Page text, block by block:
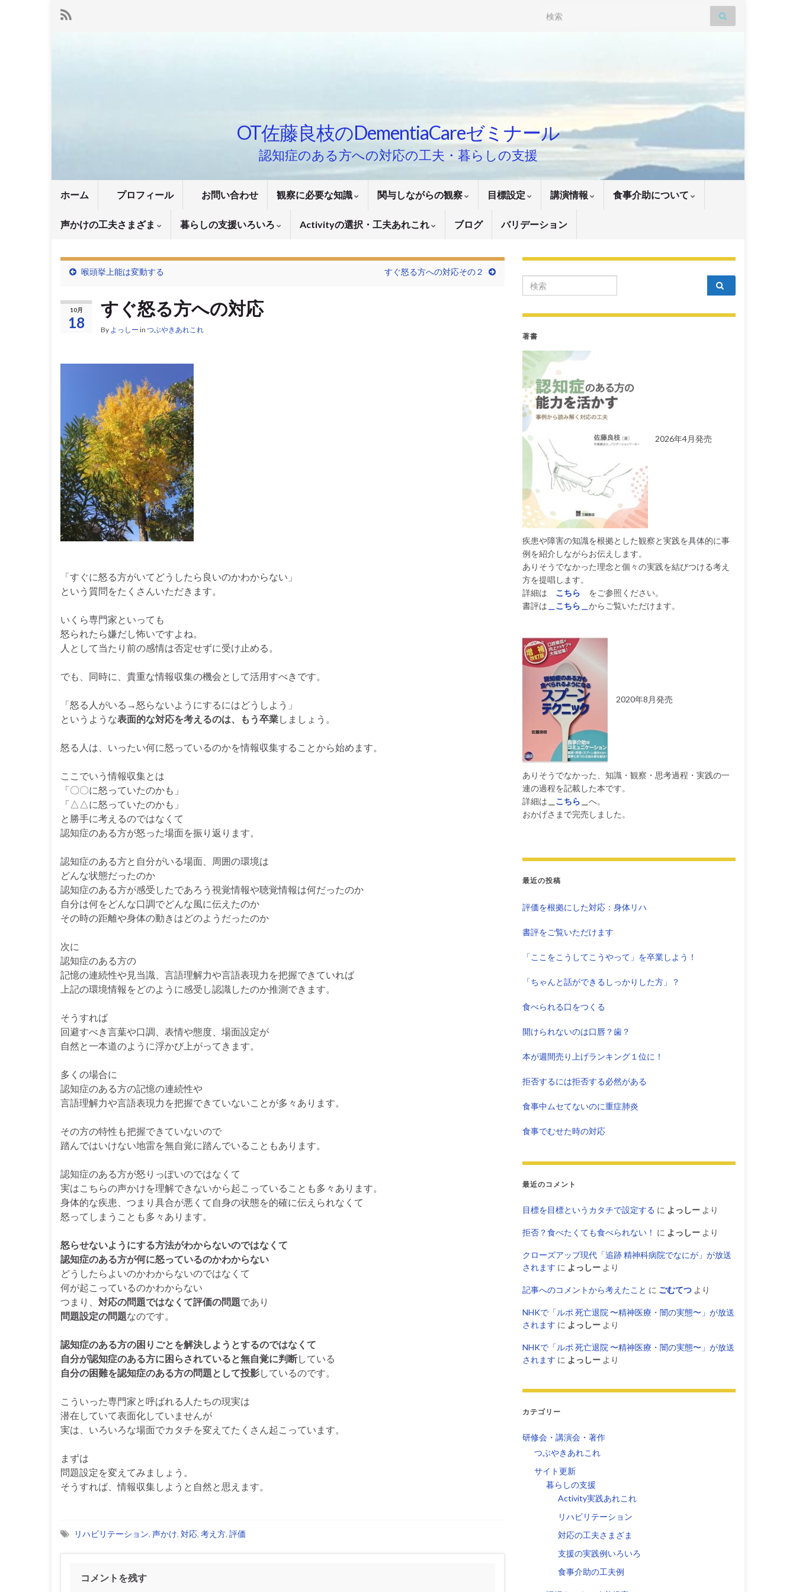
Search for:
OT佐藤良枝のDementiaCareゼミナール
認知症のある方への対応の工夫・暮らしの支援
ホーム プロフィール お問い合わせ 観察に必要な知識 関与しながらの観察 目標設定 講演情報 食事介助について
声かけの工夫さまざま 暮らしの支援いろいろ Activityの選択・工夫あれこれ ブログ バリデーション
喉頭挙上能は変動する すぐ怒る方への対応その２
10月
18
すぐ怒る方への対応
By よっしー in つぶやきあれこれ
「すぐに怒る方がいてどうしたら良いのかわからない」
という質問をたくさんいただきます。
いくら専門家といっても
怒られたら嫌だし怖いですよね。
人として当たり前の感情は否定せずに受け止める。
でも、同時に、貴重な情報収集の機会として活用すべきです。
「怒る人がいる→怒らないようにするにはどうしよう」
というような表面的な対応を考えるのは、もう卒業しましょう。
怒る人は、いったい何に怒っているのかを情報収集することから始めます。
ここでいう情報収集とは
「〇〇に怒っていたのかも」
「△△に怒っていたのかも」
と勝手に考えるのではなくて
認知症のある方が怒った場面を振り返ります。
認知症のある方と自分がいる場面、周囲の環境は
どんな状態だったのか
認知症のある方が感受したであろう視覚情報や聴覚情報は何だったのか
自分は何をどんな口調でどんな風に伝えたのか
その時の距離や身体の動きはどのようだったのか
次に
認知症のある方の
記憶の連続性や見当識、言語理解力や言語表現力を把握できていれば
上記の環境情報をどのように感受し認識したのか推測できます。
そうすれば
回避すべき言葉や口調、表情や態度、場面設定が
自然と一本道のように浮かび上がってきます。
多くの場合に
認知症のある方の記憶の連続性や
言語理解力や言語表現力を把握できていないことが多々あります。
その方の特性も把握できていないので
踏んではいけない地雷を無自覚に踏んでいることもあります。
認知症のある方が怒りっぽいのではなくて
実はこちらの声かけを理解できないから起こっていることも多々あります。
身体的な疾患、つまり具合が悪くて自身の状態を的確に伝えられなくて
怒ってしまうことも多々あります。
怒らせないようにする方法がわからないのではなくて
認知症のある方が何に怒っているのかわからない
どうしたらよいのかわからないのではなくて
何が起こっているのかわからない
つまり、 対応の問題ではなくて評価の問題であり
問題設定の問題なのです。
認知症のある方の困りごとを解決しようとするのではなくて
自分が認知症のある方に困らされていると無自覚に判断している
自分の困難を認知症のある方の問題として投影しているのです。
こういった専門家と呼ばれる人たちの現実は
潜在していて表面化していませんが
実は、いろいろな場面でカタチを変えてたくさん起こっています。
まずは
問題設定を変えてみましょう。
そうすれば、情報収集しようと自然と思えます。
リハビリテーション, 声かけ, 対応, 考え方, 評価
コメントを残す
Search for:
著書
2026年4月発売
疾患や障害の知識を根拠とした観察と実践を具体的に事
例を紹介しながらお伝えします。
ありそうでなかった理念と個々の実践を結びつける考え
方を提唱します。
詳細は
こちら
をご参照ください。
書評は ＿こちら＿ からご覧いただけます。
2020年8月発売
ありそうでなかった、知識・観察・思考過程・実践の一
連の過程を記載した本です。
詳細は
こちら
へ。
おかげさまで完売しました。
最近の投稿
評価を根拠にした対応：身体リハ
書評をご覧いただけます
「ここをこうしてこうやって」を卒業しよう！
「ちゃんと話ができるしっかりした方」？
食べられる口をつくる
開けられないのは口唇？歯？
本が週間売り上げランキング１位に！
拒否するには拒否する必然がある
食事中ムセてないのに重症肺炎
食事でむせた時の対応
最近のコメント
目標を目標というカタチで設定する に よっしー より
拒否？食べたくても食べられない！ に よっしー より
クローズアップ現代「追跡 精神科病院でなにが」が放送
されます に よっしー より
記事へのコメントから考えたこと に ごむてつ より
NHKで「ルポ 死亡退院 〜精神医療・闇の実態〜」が放送
されます に よっしー より
NHKで「ルポ 死亡退院 〜精神医療・闇の実態〜」が放送
されます に よっしー より
カテゴリー
研修会・講演会・著作
つぶやきあれこれ
サイト更新
暮らしの支援
Activity実践あれこれ
リハビリテーション
対応の工夫さまざま
支援の実践例いろいろ
食事介助の工夫例